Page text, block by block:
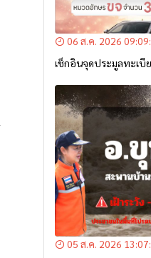
06 ส.ค. 2026
เช็กอินจุดประมูลทะเบี
05 ส.ค. 2026